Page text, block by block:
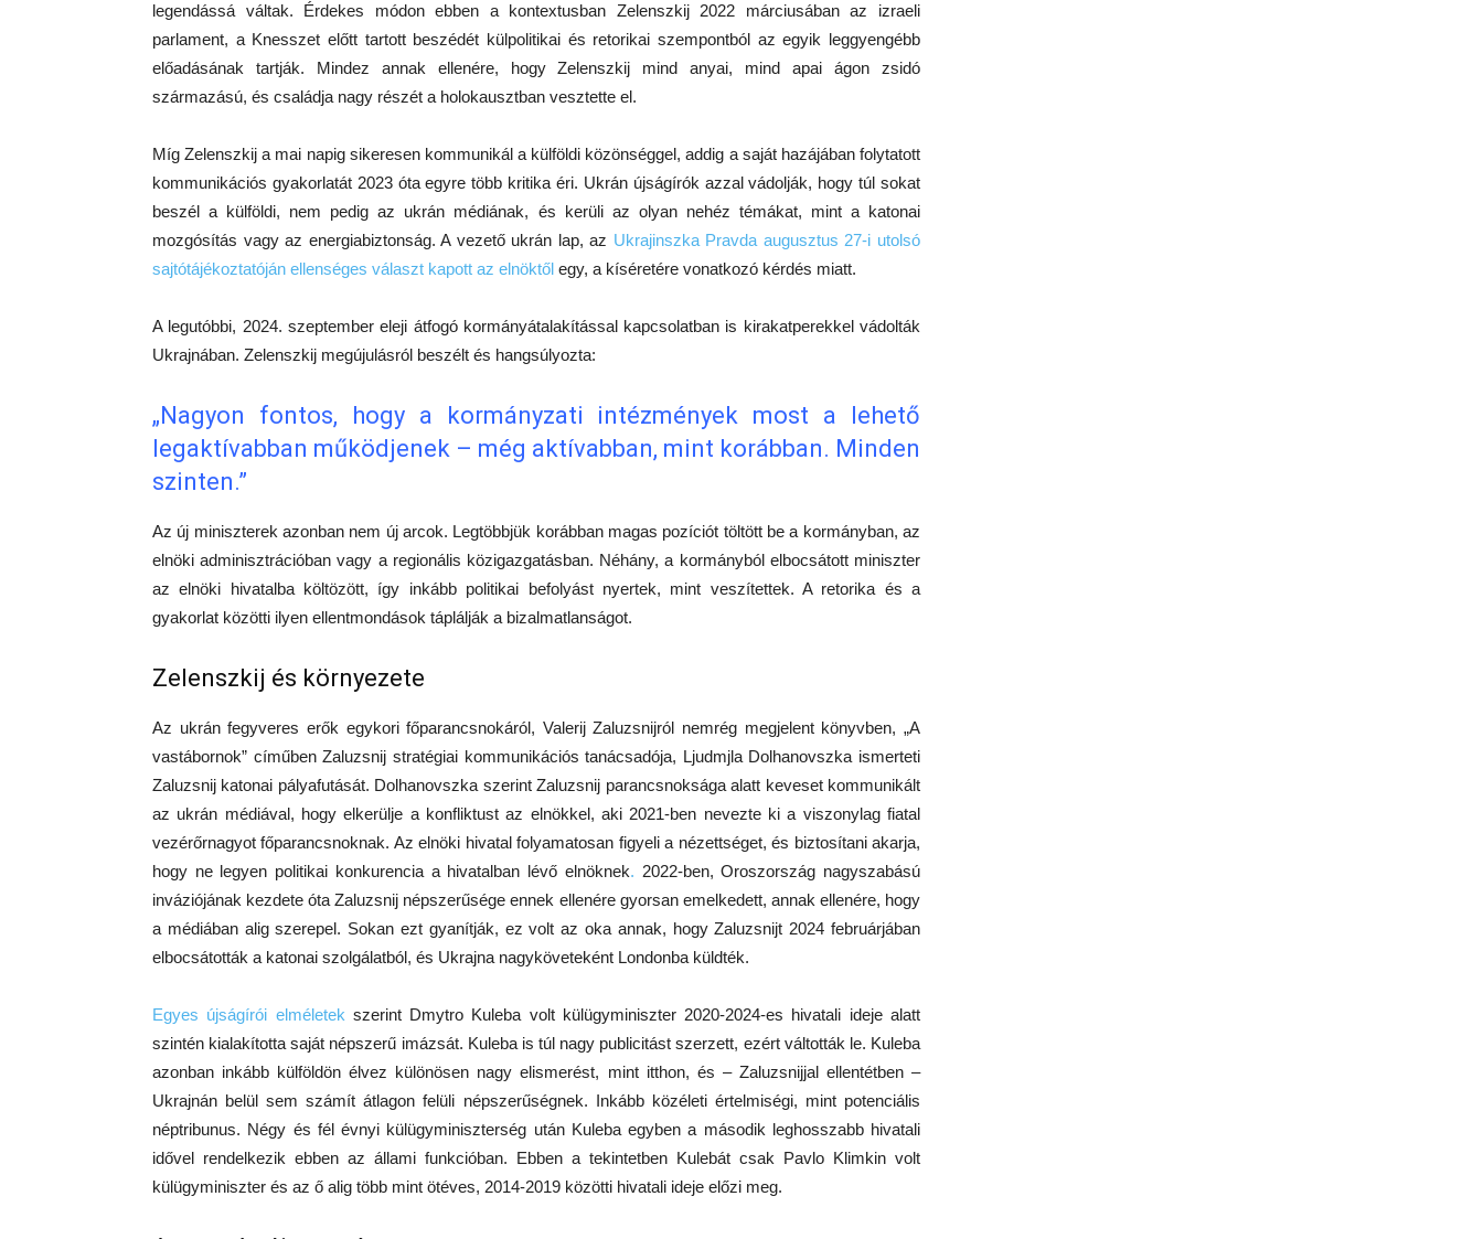
legendássá váltak. Érdekes módon ebben a kontextusban Zelenszkij 2022 márciusában az izraeli
parlament, a Knesszet előtt tartott beszédét külpolitikai és retorikai szempontból az egyik leggyengébb
előadásának tartják. Mindez annak ellenére, hogy Zelenszkij mind anyai, mind apai ágon zsidó
származású, és családja nagy részét a holokausztban vesztette el.
Míg Zelenszkij a mai napig sikeresen kommunikál a külföldi közönséggel, addig a saját hazájában folytatott
kommunikációs gyakorlatát 2023 óta egyre több kritika éri. Ukrán újságírók azzal vádolják, hogy túl sokat
beszél a külföldi, nem pedig az ukrán médiának, és kerüli az olyan nehéz témákat, mint a katonai
mozgósítás vagy az energiabiztonság. A vezető ukrán lap, az Ukrajinszka Pravda augusztus 27-i utolsó
sajtótájékoztatóján ellenséges választ kapott az elnöktől egy, a kíséretére vonatkozó kérdés miatt.
A legutóbbi, 2024. szeptember eleji átfogó kormányátalakítással kapcsolatban is kirakatperekkel vádolták
Ukrajnában. Zelenszkij megújulásról beszélt és hangsúlyozta:
„Nagyon fontos, hogy a kormányzati intézmények most a lehető
legaktívabban működjenek – még aktívabban, mint korábban. Minden
szinten.”
Az új miniszterek azonban nem új arcok. Legtöbbjük korábban magas pozíciót töltött be a kormányban, az
elnöki adminisztrációban vagy a regionális közigazgatásban. Néhány, a kormányból elbocsátott miniszter
az elnöki hivatalba költözött, így inkább politikai befolyást nyertek, mint veszítettek. A retorika és a
gyakorlat közötti ilyen ellentmondások táplálják a bizalmatlanságot.
Zelenszkij és környezete
Az ukrán fegyveres erők egykori főparancsnokáról, Valerij Zaluzsnijról nemrég megjelent könyvben, „A
vastábornok” címűben Zaluzsnij stratégiai kommunikációs tanácsadója, Ljudmjla Dolhanovszka ismerteti
Zaluzsnij katonai pályafutását. Dolhanovszka szerint Zaluzsnij parancsnoksága alatt keveset kommunikált
az ukrán médiával, hogy elkerülje a konfliktust az elnökkel, aki 2021-ben nevezte ki a viszonylag fiatal
vezérőrnagyot főparancsnoknak. Az elnöki hivatal folyamatosan figyeli a nézettséget, és biztosítani akarja,
hogy ne legyen politikai konkurencia a hivatalban lévő elnöknek. 2022-ben, Oroszország nagyszabású
inváziójának kezdete óta Zaluzsnij népszerűsége ennek ellenére gyorsan emelkedett, annak ellenére, hogy
a médiában alig szerepel. Sokan ezt gyanítják, ez volt az oka annak, hogy Zaluzsnijt 2024 februárjában
elbocsátották a katonai szolgálatból, és Ukrajna nagyköveteként Londonba küldték.
Egyes újságírói elméletek szerint Dmytro Kuleba volt külügyminiszter 2020-2024-es hivatali ideje alatt
szintén kialakította saját népszerű imázsát. Kuleba is túl nagy publicitást szerzett, ezért váltották le. Kuleba
azonban inkább külföldön élvez különösen nagy elismerést, mint itthon, és – Zaluzsnijjal ellentétben –
Ukrajnán belül sem számít átlagon felüli népszerűségnek. Inkább közéleti értelmiségi, mint potenciális
néptribunus. Négy és fél évnyi külügyminiszterség után Kuleba egyben a második leghosszabb hivatali
idővel rendelkezik ebben az állami funkcióban. Ebben a tekintetben Kulebát csak Pavlo Klimkin volt
külügyminiszter és az ő alig több mint ötéves, 2014-2019 közötti hivatali ideje előzi meg.